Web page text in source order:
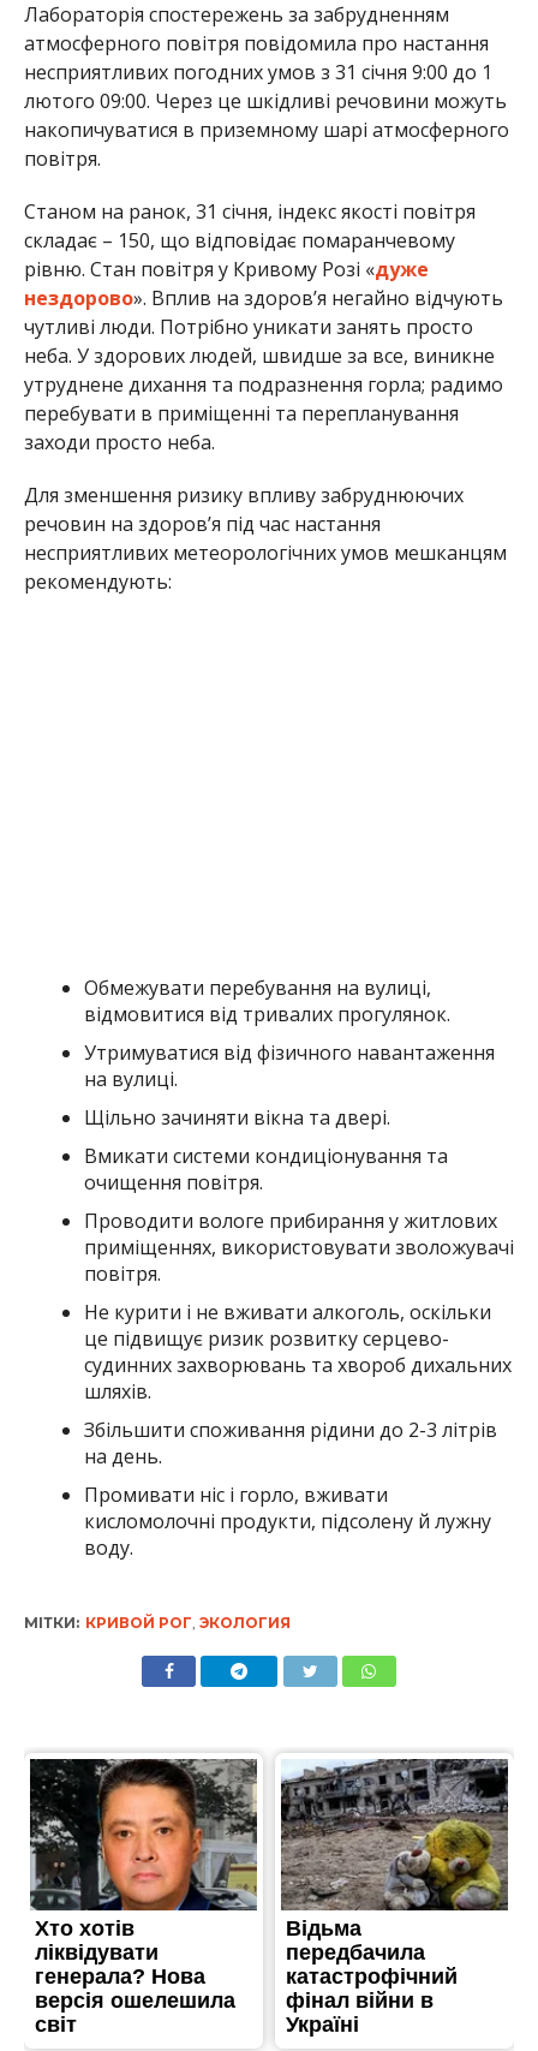
Лабораторія спостережень за забрудненням
атмосферного повітря повідомила про настання
несприятливих погодних умов з 31 січня 9:00 до 1
лютого 09:00. Через це шкідливі речовини можуть
накопичуватися в приземному шарі атмосферного
повітря.
Станом на ранок, 31 січня, індекс якості повітря
складає – 150, що відповідає помаранчевому
рівню. Стан повітря у Кривому Розі «дуже
нездорово». Вплив на здоров’я негайно відчують
чутливі люди. Потрібно уникати занять просто
неба. У здорових людей, швидше за все, виникне
утруднене дихання та подразнення горла; радимо
перебувати в приміщенні та перепланування
заходи просто неба.
Для зменшення ризику впливу забруднюючих
речовин на здоров’я під час настання
несприятливих метеорологічних умов мешканцям
рекомендують:
Обмежувати перебування на вулиці,
відмовитися від тривалих прогулянок.
Утримуватися від фізичного навантаження
на вулиці.
Щільно зачиняти вікна та двері.
Вмикати системи кондиціонування та
очищення повітря.
Проводити вологе прибирання у житлових
приміщеннях, використовувати зволожувачі
повітря.
Не курити і не вживати алкоголь, оскільки
це підвищує ризик розвитку серцево-
судинних захворювань та хвороб дихальних
шляхів.
Збільшити споживання рідини до 2-3 літрів
на день.
Промивати ніс і горло, вживати
кисломолочні продукти, підсолену й лужну
воду.
МІТКИ: КРИВОЙ РОГ, ЭКОЛОГИЯ